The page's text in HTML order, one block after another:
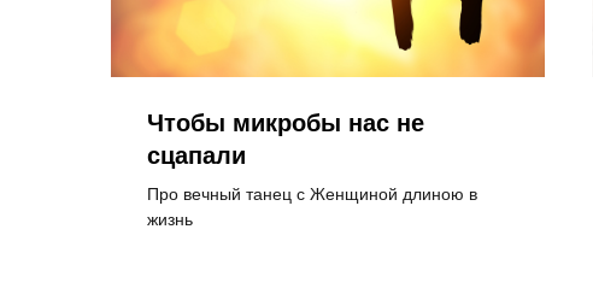
Чтобы микробы нас не
сцапали
Про вечный танец с Женщиной длиною в
жизнь